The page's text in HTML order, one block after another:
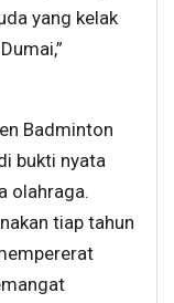
yang kelak
Badminton
bukti nyata
olahraga.
tiap tahun